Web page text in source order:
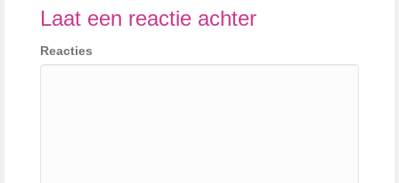
Laat een reactie achter
Reacties